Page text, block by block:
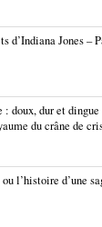
d’Indiana Jones –
: doux, dur et
du crâne de
l’histoire d’une